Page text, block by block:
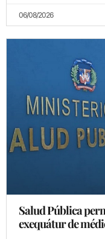
06/08/2026
Salud Pública
exequátur de